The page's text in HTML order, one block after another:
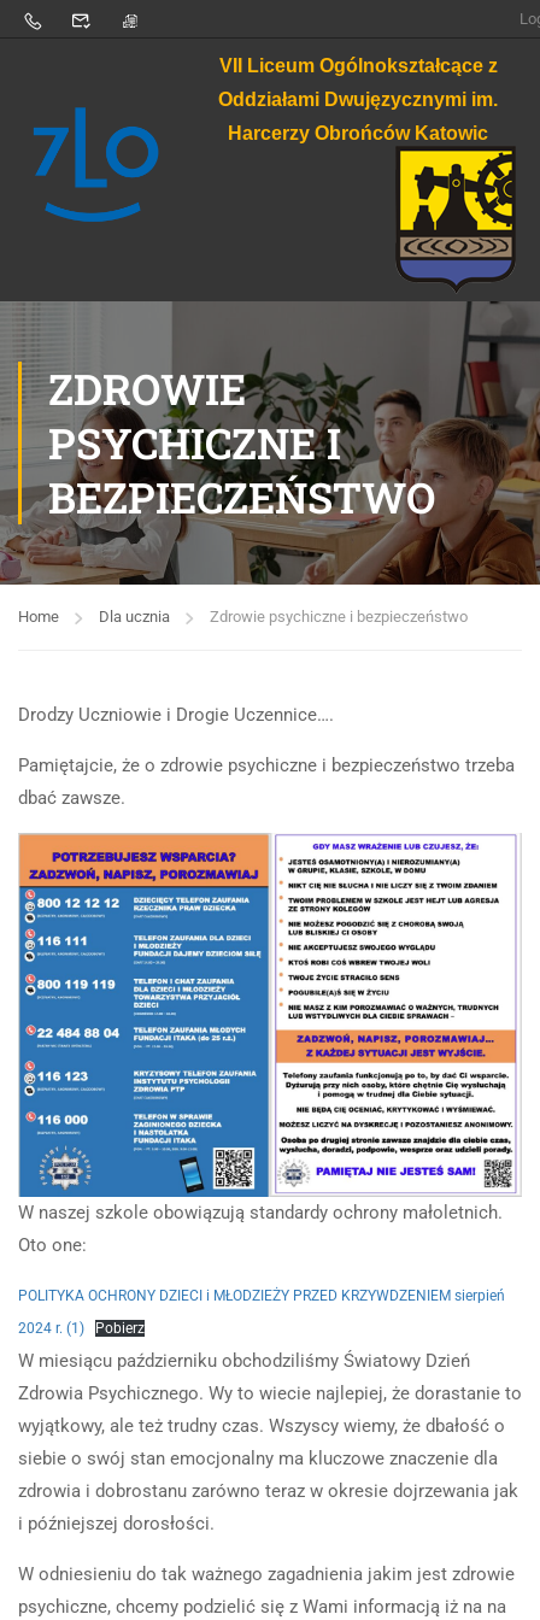
VII Liceum Ogólnokształcące z
Oddziałami Dwujęzycznymi im.
Harcerzy Obrońców Katowic
ZDROWIE
PSYCHICZNE I
BEZPIECZEŃSTWO
Home Dla ucznia Zdrowie psychiczne i bezpieczeństwo
Drodzy Uczniowie i Drogie Uczennice….
Pamiętajcie, że o zdrowie psychiczne i bezpieczeństwo trzeba
dbać zawsze.
W naszej szkole obowiązują standardy ochrony małoletnich.
Oto one:
POLITYKA OCHRONY DZIECI i MŁODZIEŻY PRZED KRZYWDZENIEM sierpień
2024 r. (1)
Pobierz
W miesiącu październiku obchodziliśmy Światowy Dzień
Zdrowia Psychicznego. Wy to wiecie najlepiej, że dorastanie to
wyjątkowy, ale też trudny czas. Wszyscy wiemy, że dbałość o
siebie o swój stan emocjonalny ma kluczowe znaczenie dla
zdrowia i dobrostanu zarówno teraz w okresie dojrzewania jak
i późniejszej dorosłości.
W odniesieniu do tak ważnego zagadnienia jakim jest zdrowie
psychiczne, chcemy podzielić się z Wami informacją iż na na